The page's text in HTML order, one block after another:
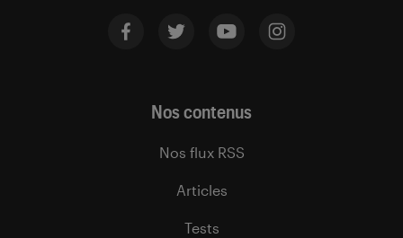
Nos contenus
Nos flux RSS
Articles
Tests